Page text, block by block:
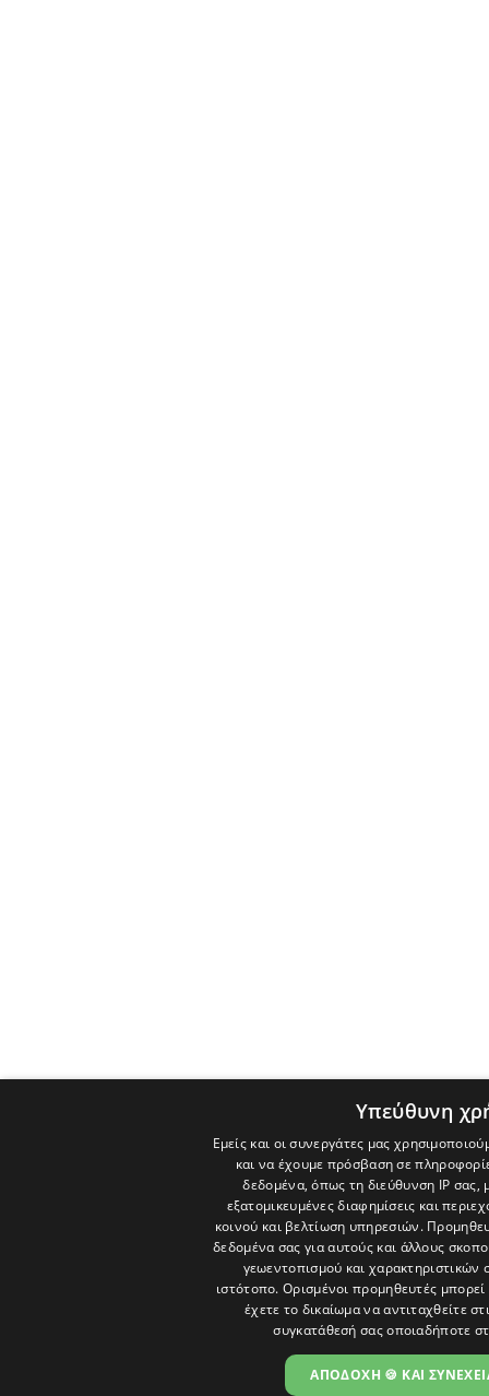
Υπεύθυνη
Εμείς και οι συνεργάτες μας
και να έχουμε πρόσβαση σε
δεδομένα, όπως τη διεύθυνση IP σας,
εξατομικευμένες διαφημίσεις και
κοινού και βελτίωση υπηρεσιών.
δεδομένα σας για αυτούς και άλλους
γεωεντοπισμού και χαρακτηριστικών
ιστότοπο. Ορισμένοι προμηθευτές
έχετε το δικαίωμα να αντιταχθείτε
συγκατάθεσή σας οποιαδήποτε
ΑΠΟΔΟΧΗ 🍪 ΚΑΙ